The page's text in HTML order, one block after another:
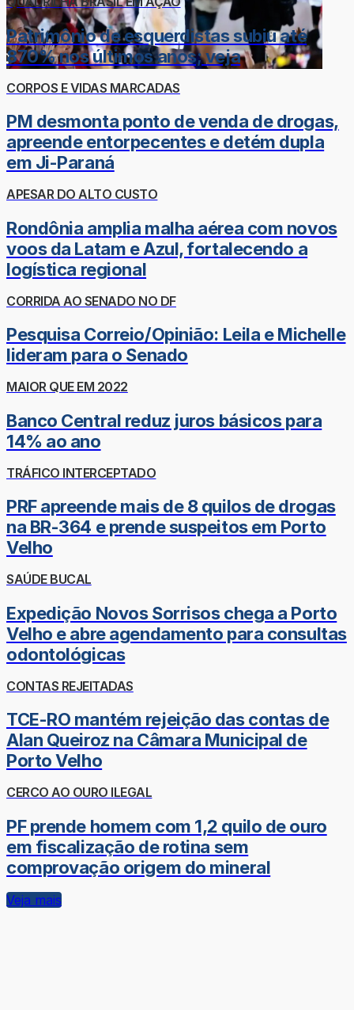
Patrimônio de esquerdistas subiu até
870% nos últimos anos; veja
CORPOS E VIDAS MARCADAS
PM desmonta ponto de venda de drogas,
apreende entorpecentes e detém dupla
em Ji-Paraná
APESAR DO ALTO CUSTO
Rondônia amplia malha aérea com novos
voos da Latam e Azul, fortalecendo a
logística regional
CORRIDA AO SENADO NO DF
Pesquisa Correio/Opinião: Leila e Michelle
lideram para o Senado
MAIOR QUE EM 2022
Banco Central reduz juros básicos para
14% ao ano
TRÁFICO INTERCEPTADO
PRF apreende mais de 8 quilos de drogas
na BR-364 e prende suspeitos em Porto
Velho
SAÚDE BUCAL
Expedição Novos Sorrisos chega a Porto
Velho e abre agendamento para consultas
odontológicas
CONTAS REJEITADAS
TCE-RO mantém rejeição das contas de
Alan Queiroz na Câmara Municipal de
Porto Velho
CERCO AO OURO ILEGAL
PF prende homem com 1,2 quilo de ouro
em fiscalização de rotina sem
comprovação origem do mineral
Veja mais